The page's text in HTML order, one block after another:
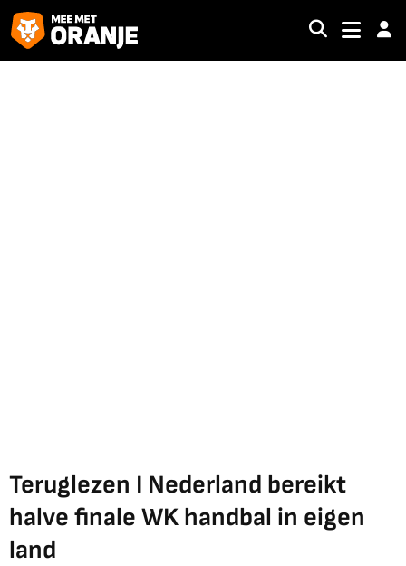
Teruglezen I Nederland bereikt
halve finale WK handbal in eigen
land